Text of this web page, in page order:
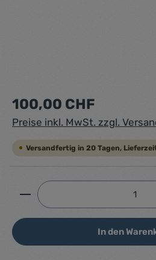
Regulärer Preis:
100,00 CHF
Preise inkl. MwSt. zzgl.
Versandfertig in 20 Tagen,
Produkt Anzahl: Gib den
In den